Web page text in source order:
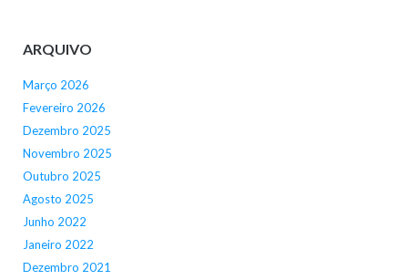
ARQUIVO
Março 2026
Fevereiro 2026
Dezembro 2025
Novembro 2025
Outubro 2025
Agosto 2025
Junho 2022
Janeiro 2022
Dezembro 2021